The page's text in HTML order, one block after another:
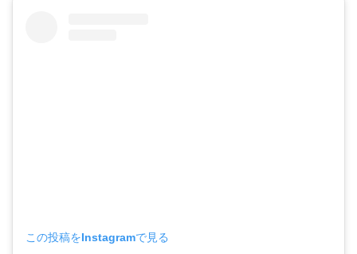
この投稿をInstagramで見る